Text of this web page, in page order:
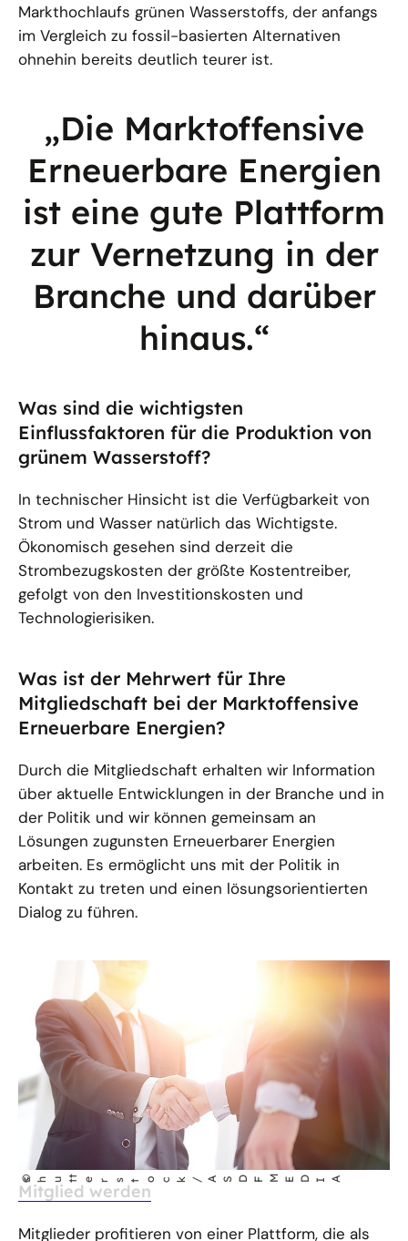
Markthochlaufs grünen Wasserstoffs, der anfangs
im Vergleich zu fossil-basierten Alternativen
ohnehin bereits deutlich teurer ist.
„Die Marktoffensive
Erneuerbare Energien
ist eine gute Plattform
zur Vernetzung in der
Branche und darüber
hinaus.“
Was sind die wichtigsten
Einflussfaktoren für die Produktion von
grünem Wasserstoff?
In technischer Hinsicht ist die Verfügbarkeit von
Strom und Wasser natürlich das Wichtigste.
Ökonomisch gesehen sind derzeit die
Strombezugskosten der größte Kostentreiber,
gefolgt von den Investitionskosten und
Technologierisiken.
Was ist der Mehrwert für Ihre
Mitgliedschaft bei der Marktoffensive
Erneuerbare Energien?
Durch die Mitgliedschaft erhalten wir Information
über aktuelle Entwicklungen in der Branche und in
der Politik und wir können gemeinsam an
Lösungen zugunsten Erneuerbarer Energien
arbeiten. Es ermöglicht uns mit der Politik in
Kontakt zu treten und einen lösungsorientierten
Dialog zu führen.
©
shut t
erstock/ASDF M
ED IA
Mitglied werden
Mitglieder profitieren von einer Plattform, die als